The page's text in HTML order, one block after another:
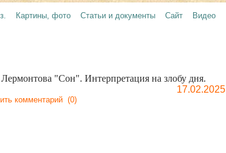
Картины, фото Статьи и документы Сайт Видео
"Сон". Интерпретация на злобу дня.
17.02.2025
комментарий (0)